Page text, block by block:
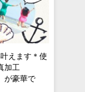
えます＊使
加工
が豪華で